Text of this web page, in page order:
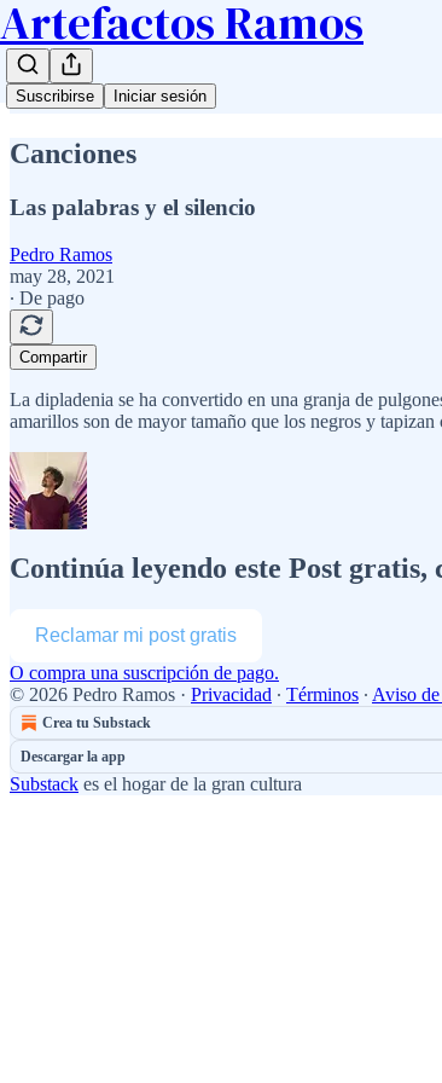
Artefactos Ramos
Suscribirse Iniciar sesión
Canciones
Las palabras y el silencio
Pedro Ramos
may 28, 2021
∙ De pago
Compartir
La dipladenia se ha convertido en una granja de
amarillos son de mayor tamaño que los negros y
Continúa leyendo este Post gratis,
Reclamar mi post gratis
O compra una suscripción de pago.
© 2026 Pedro Ramos · Privacidad ∙ Términos ∙ Aviso
Crea tu Substack
Descargar la app
Substack es el hogar de la gran cultura